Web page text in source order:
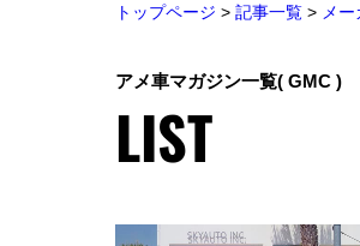
トップページ > 記事一覧 > メ
アメ車マガジン一覧( GMC )
LIST